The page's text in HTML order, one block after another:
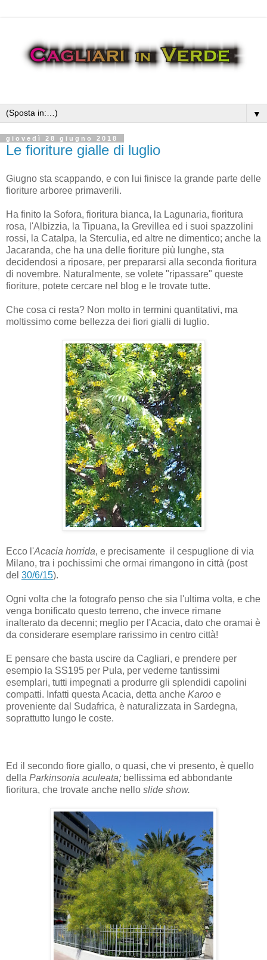
▼
giovedì 28 giugno 2018
Le fioriture gialle di luglio
Giugno sta scappando, e con lui finisce la grande parte delle
fioriture arboree primaverili.
Ha finito la Sofora, fioritura bianca, la Lagunaria, fioritura
rosa, l'Albizzia, la Tipuana, la Grevillea ed i suoi spazzolini
rossi, la Catalpa, la Sterculia, ed altre ne dimentico; anche la
Jacaranda, che ha una delle fioriture più lunghe, sta
decidendosi a riposare, per prepararsi alla seconda fioritura
di novembre. Naturalmente, se volete "ripassare" queste
fioriture, potete cercare nel blog e le trovate tutte.
Che cosa ci resta? Non molto in termini quantitativi, ma
moltissimo come bellezza dei fiori gialli di luglio.
Ecco l'Acacia horrida, e precisamente il cespuglione di via
Milano, tra i pochissimi che ormai rimangono in città (post
del 30/6/15).
Ogni volta che la fotografo penso che sia l'ultima volta, e che
venga bonificato questo terreno, che invece rimane
inalterato da decenni; meglio per l'Acacia, dato che oramai è
da considerare esemplare rarissimo in centro città!
E pensare che basta uscire da Cagliari, e prendere per
esempio la SS195 per Pula, per vederne tantissimi
esemplari, tutti impegnati a produrre gli splendidi capolini
compatti. Infatti questa Acacia, detta anche Karoo e
proveniente dal Sudafrica, è naturalizzata in Sardegna,
soprattutto lungo le coste.
Ed il secondo fiore giallo, o quasi, che vi presento, è quello
della Parkinsonia aculeata; bellissima ed abbondante
fioritura, che trovate anche nello slide show.